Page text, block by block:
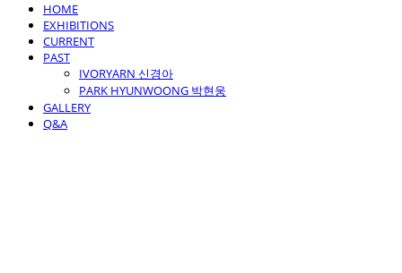
HOME
EXHIBITIONS
CURRENT
PAST
IVORYARN 신경아
PARK HYUNWOONG 박현웅
GALLERY
Q&A